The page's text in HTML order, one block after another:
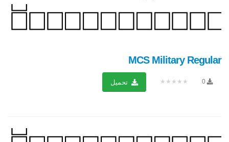
MCS Military Regular
0
★★★★★ تحميل